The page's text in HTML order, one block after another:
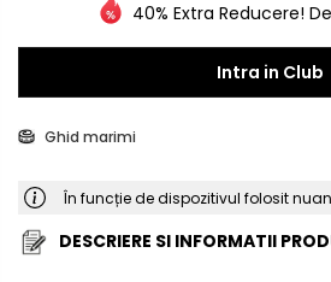
40% Extra Reducere!
Intra in Club
Ghid marimi
În funcție de dispozitivul folosit
DESCRIERE SI INFORMATII